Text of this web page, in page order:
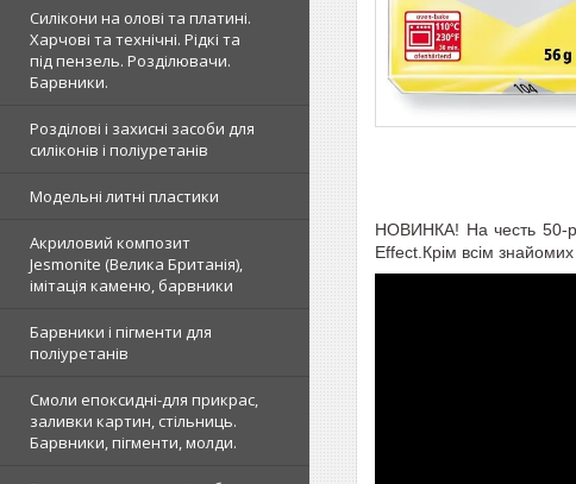
Силікони на олові та платині.
Харчові та технічні. Рідкі та
під пензель. Розділювачи.
Барвники.
Розділові і захисні засоби для
силіконів і поліуретанів
Модельні литні пластики
Акриловий композит
Jesmonite (Велика Британія),
імітація каменю, барвники
Барвники і пігменти для
поліуретанів
Смоли епоксидні-для прикрас,
заливки картин, стільниць.
Барвники, пігменти, молди.
НОВИНКА! На честь 50-
Effect.Крім всім знайомих